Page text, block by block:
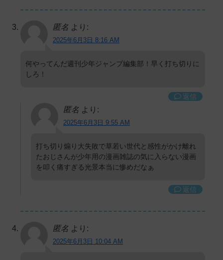
匿名 より:
2025年6月3日 8:16 AM
何やってんだ週刊少年ジャンプ編集部！早く打ち切りに
しろ！
返信
匿名 より:
2025年6月3日 9:55 AM
打ち切り煽り大失敗で草若い世代と感性がかけ離れ
たおじさんが少年用の漫画雑誌の気に入らない漫画
を叩く痛すぎる光景本当に惨めだなぁ
返信
匿名 より:
2025年6月3日 10:04 AM